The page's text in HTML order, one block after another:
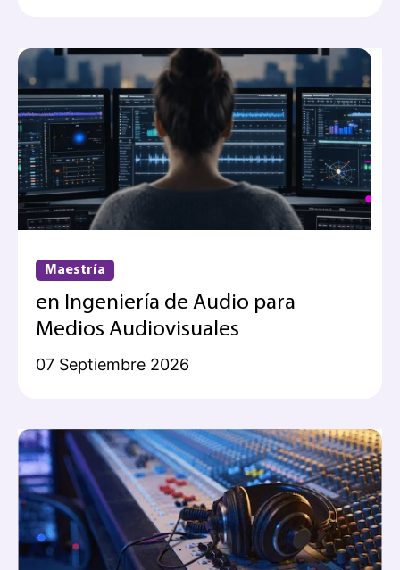
Maestría
en Ingeniería de Audio para
Medios Audiovisuales
07 Septiembre 2026